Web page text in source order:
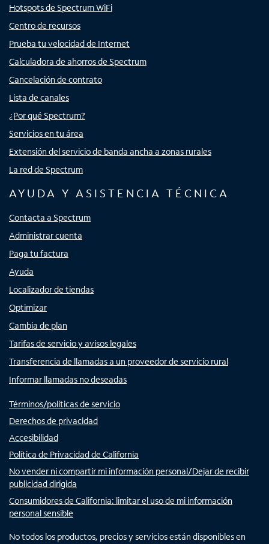
Hotspots de Spectrum WiFi
Centro de recursos
Prueba tu velocidad de Internet
Calculadora de ahorros de Spectrum
Cancelación de contrato
Lista de canales
¿Por qué Spectrum?
Servicios en tu área
Extensión del servicio de banda ancha a zonas rurales
La red de Spectrum
AYUDA Y ASISTENCIA TÉCNICA
Contacta a Spectrum
Administrar cuenta
Paga tu factura
Ayuda
Localizador de tiendas
Optimizar
Cambia de plan
Tarifas de servicio y avisos legales
Transferencia de llamadas a un proveedor de servicio rural
Informar llamadas no deseadas
Términos/políticas de servicio
Derechos de privacidad
Accesibilidad
Política de Privacidad de California
No vender ni compartir mi información personal/Dejar de recibir
publicidad dirigida
Consumidores de California: limitar el uso de mi información
personal sensible
No todos los productos, precios y servicios están disponibles en